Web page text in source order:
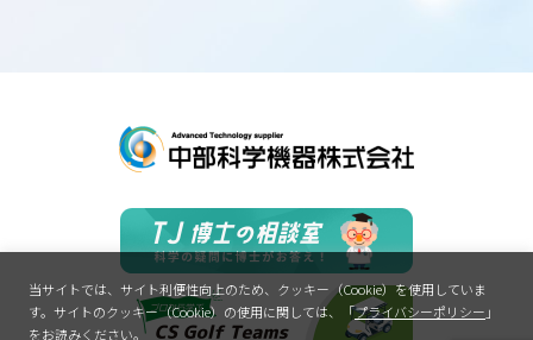
Cookieとは、訪問したWebサイトの訪問履歴などの情報を一時的に記
憶させる機能です。中部科学機器は、Webサイトのアクセス性・利便
る場合がありますが、利用者個人を特定・追跡するものではありませ
SSL（暗号化通信）の利用について
SSLとは、インターネット上でデータを暗号化して送受信する仕組み
です。本サイトでは、SSLを使用し、個人情報の安全確保に努めてい
当サイトでは、サイト利便性向上のため、クッキー（Cookie）を使用していま
す。 サイトのクッキー（Cookie）の使用に関しては、「プライバシーポリシー 」
をお読みください。